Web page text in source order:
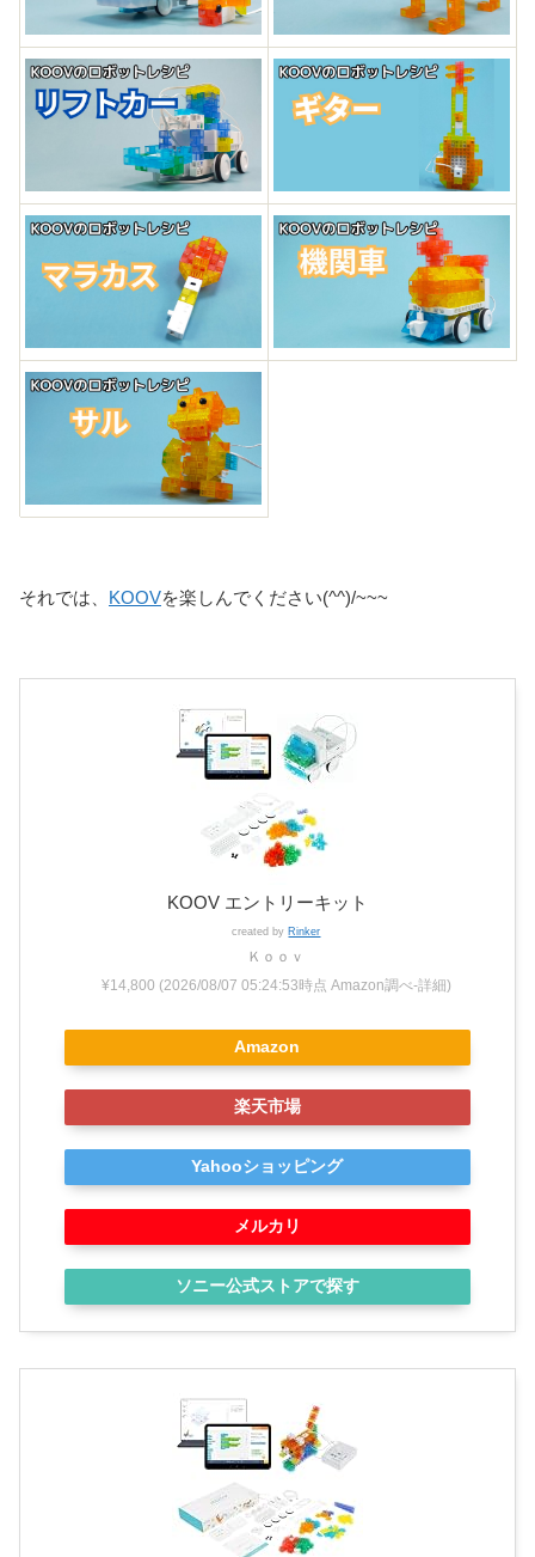
それでは、 KOOVを楽しんでください(^^)/~~~
KOOV エントリーキット
created by Rinker
Ｋｏｏｖ
¥14,800 (2026/08/07 05:24:53時点 Amazon調べ-詳細)
Amazon
楽天市場
Yahooショッピング
メルカリ
ソニー公式ストアで探す